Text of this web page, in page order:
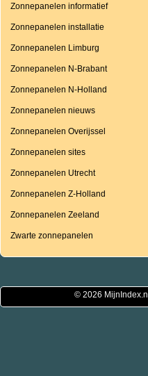
Zonnepanelen informatief
Zonnepanelen installatie
Zonnepanelen Limburg
Zonnepanelen N-Brabant
Zonnepanelen N-Holland
Zonnepanelen nieuws
Zonnepanelen Overijssel
Zonnepanelen sites
Zonnepanelen Utrecht
Zonnepanelen Z-Holland
Zonnepanelen Zeeland
Zwarte zonnepanelen
© 2026 MijnIndex.nl